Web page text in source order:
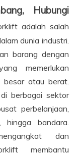
Hubungi
adalah salah
dunia industri.
barang dengan
memerlukan
besar atau berat.
berbagai sektor
perbelanjaan,
hingga bandara.
dan
membantu